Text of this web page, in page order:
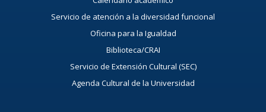
Servicio de atención a la diversidad funcional
Oficina para la Igualdad
Biblioteca/CRAI
Servicio de Extensión Cultural (SEC)
Agenda Cultural de la Universidad